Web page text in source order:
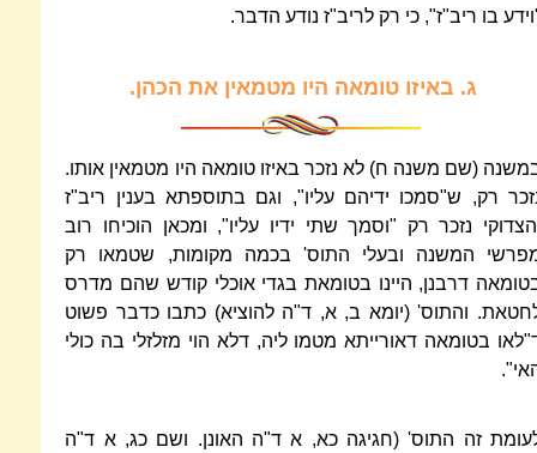
בו ריב"ז", כי רק לריב"ז נודע הדבר.
ג. באיזו טומאה היו מטמאין את הכהן.
(שם משנה ח) לא נזכר באיזו טומאה היו מטמאין אותו.
רק, ש"סמכו ידיהם עליו", וגם בתוספתא בענין ריב"ז
נזכר רק "וסמך שתי ידיו עליו", ומכאן הוכיחו רוב
המשנה ובעלי התוס' בכמה מקומות, שטמאו רק
דרבנן, היינו בטומאת בגדי אוכלי קודש שהם מדרס
והתוס' (יומא ב, א, ד"ה להוציא) כתבו כדבר פשוט
בטומאה דאורייתא מטמו ליה, דלא הוי מזלזלי בה כולי
זה התוס' (חגיגה כא, א ד"ה האונן. ושם כג, א ד"ה